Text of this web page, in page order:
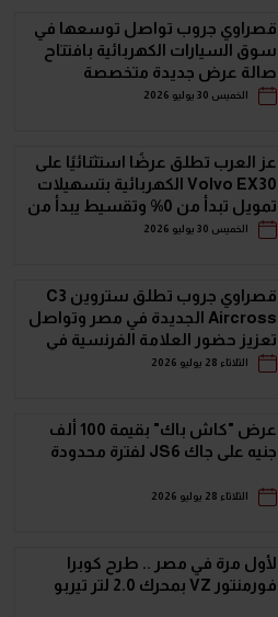
قصراوي جروب تواصل توسعها في
سوق السيارات الكهربائية بافتتاح
صالة عرض جديدة متخصصة
لسيارات AVATR بالتعاون مع
الخميس 30 يوليو 2026
عز العرب تطلق عرضًا استثنائيًا على
Volvo EX30 الكهربائية بتسهيلات
تمويل تبدأ من 0% وتقسيط يبدأ من
23,789 جنيه
الخميس 30 يوليو 2026
قصراوي جروب تطلق ستروين C3
Aircross الجديدة في مصر وتواصل
تعزيز حضور العلامة الفرنسية في
فئة الـSUV المدمجةالثلاثاء 28 يوليو 2026
عرض "كاش باك" بقيمة 100 ألف
جنيه على جاك JS6 لفترة محدودة
الثلاثاء 28 يوليو 2026
لأول مرة في مصر .. طرح كوبرا
فورمنتور VZ بمحرك 2.0 لتر تيربو